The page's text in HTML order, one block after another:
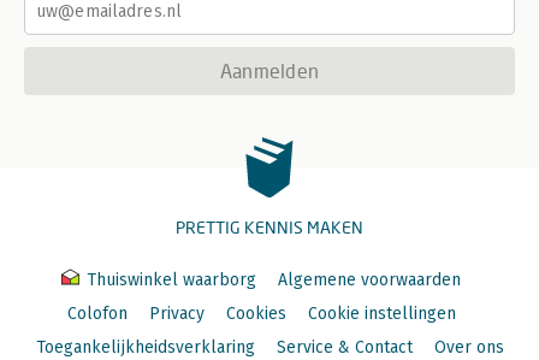
Aanmelden
PRETTIG KENNIS MAKEN
Thuiswinkel waarborg
Algemene voorwaarden
Colofon
Privacy Cookies
Cookie instellingen
Toegankelijkheidsverklaring
Service & Contact Over ons